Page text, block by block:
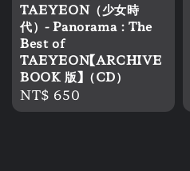
TAEYEON（少女時
代）- Panorama : The
Best of
TAEYEON【ARCHIVE
BOOK 版】（CD）
Regular
price
NT$ 650